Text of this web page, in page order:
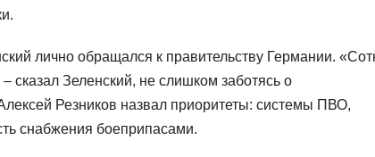
лично обращался к правительству Германии.
сказал Зеленский, не слишком заботясь о
Резников назвал приоритеты: системы ПВО,
снабжения боеприпасами.